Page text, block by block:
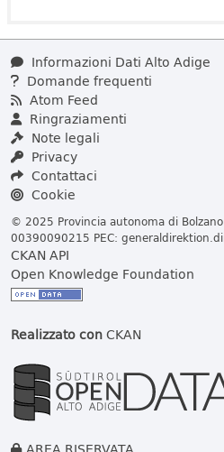
Informazioni Dati Alto Adige
Domande frequenti
Atom Feed
Ringraziamenti
Note legali
Privacy
Contattaci
Cookie
© 2025 Provincia autonoma di
00390090215 PEC:
CKAN API
Open Knowledge Foundation
Realizzato conCKAN